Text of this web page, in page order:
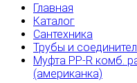
Главная
Каталог
Сантехника
Трубы и
Муфта PP-R комб.
(американка)